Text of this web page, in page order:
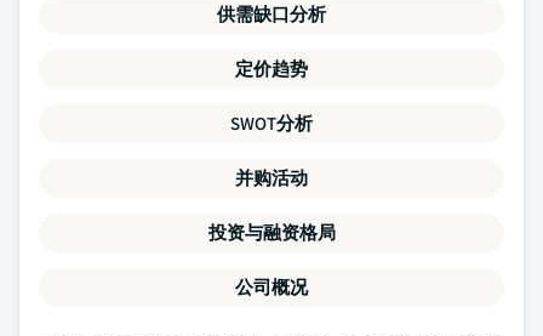
供需缺口分析
定价趋势
SWOT分析
并购活动
投资与融资格局
公司概况